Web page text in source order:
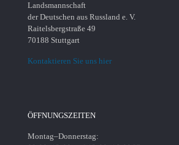
Landsmannschaft
der Deutschen aus Russland e. V.
Raitelsbergstraße 49
70188 Stuttgart
Kontaktieren Sie uns hier
ÖFFNUNGSZEITEN
Montag–Donnerstag: